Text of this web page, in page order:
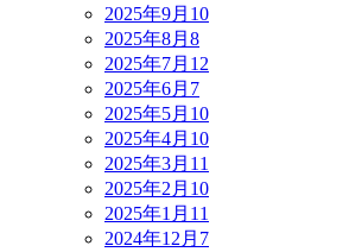
2025年9月 10
2025年8月 8
2025年7月 12
2025年6月 7
2025年5月 10
2025年4月 10
2025年3月 11
2025年2月 10
2025年1月 11
2024年12月 7